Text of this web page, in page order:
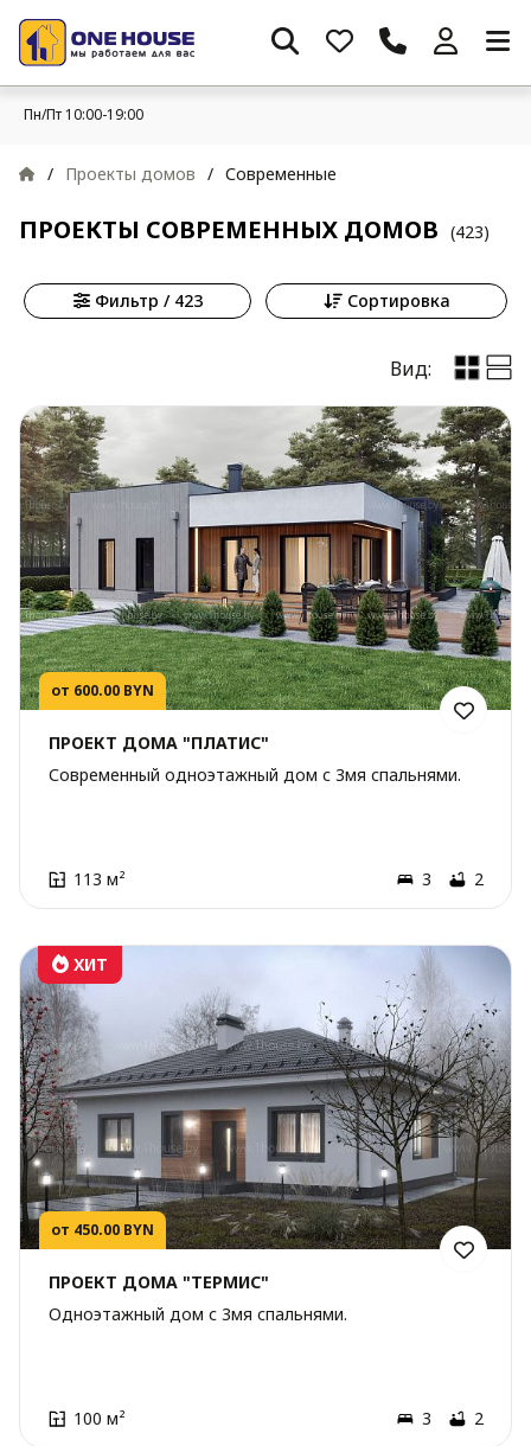
Пн/Пт 10:00-19:00
/ Проекты домов / Современные
ПРОЕКТЫ СОВРЕМЕННЫХ ДОМОВ (423)
Фильтр / 423 Сортировка
Вид:
от 600.00 BYN
ПРОЕКТ ДОМА "ПЛАТИС"
Современный одноэтажный дом с 3мя спальнями.
113 м² 3 2
от 450.00 BYN
ХИТ
ПРОЕКТ ДОМА "ТЕРМИС"
Одноэтажный дом с 3мя спальнями.
100 м² 3 2